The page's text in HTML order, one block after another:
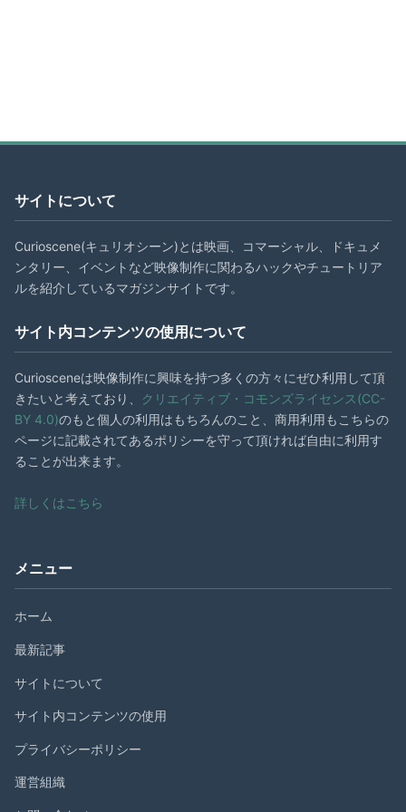
サイトについて
Curioscene(キュリオシーン)とは映画、コマーシャル、ドキュメ
ンタリー、イベントなど映像制作に関わるハックやチュートリア
ルを紹介しているマガジンサイトです。
サイト内コンテンツの使用について
Curiosceneは映像制作に興味を持つ多くの方々にぜひ利用して頂
きたいと考えており、
クリエイティブ・コモンズライセンス(CC-
BY 4.0)のもと個人の利用はもちろんのこと、商用利用もこちらの
ページに記載されてあるポリシーを守って頂ければ自由に利用す
ることが出来ます。
詳しくはこちら
メニュー
ホーム
最新記事
サイトについて
サイト内コンテンツの使用
プライバシーポリシー
運営組織